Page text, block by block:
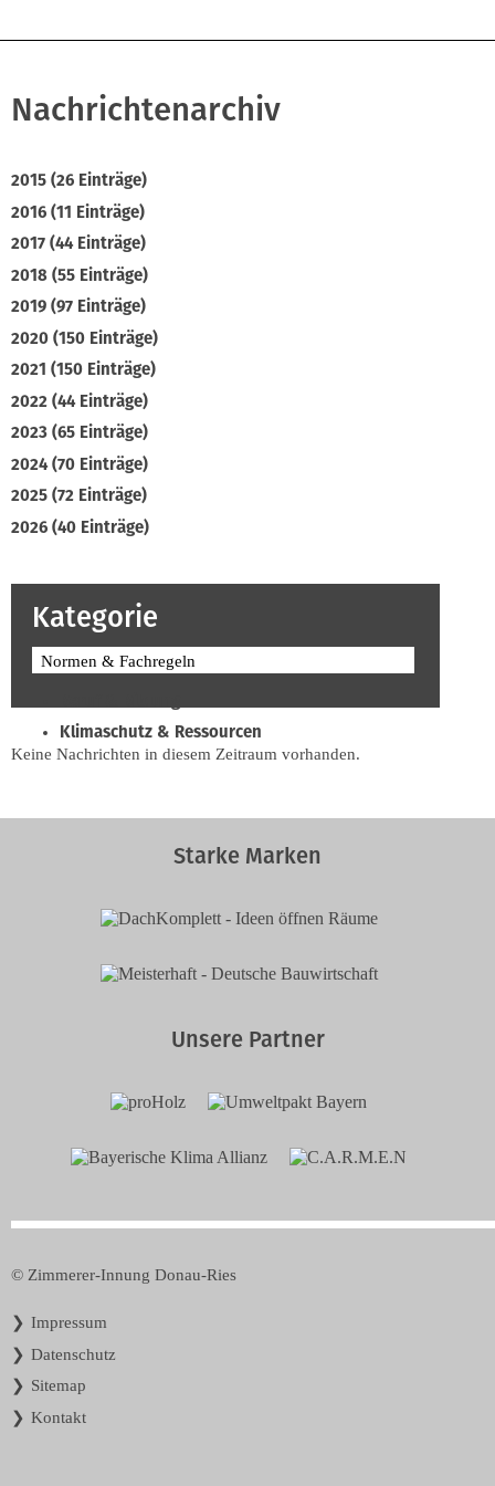
Nachrichtenarchiv
2015 (26 Einträge)
2016 (11 Einträge)
2017 (44 Einträge)
2018 (55 Einträge)
2019 (97 Einträge)
2020 (150 Einträge)
2021 (150 Einträge)
2022 (44 Einträge)
2023 (65 Einträge)
2024 (70 Einträge)
2025 (72 Einträge)
2026 (40 Einträge)
Kategorie
Normen & Fachregeln
Klimaschutz & Ressourcen
Normen & Fachregeln
Soziales & Tarifpolitik
Interviews
Keine Nachrichten in diesem Zeitraum vorhanden.
Starke Marken
Unsere Partner
© Zimmerer-Innung Donau-Ries
Navigation
Impressum
Datenschutz
Sitemap
Kontakt